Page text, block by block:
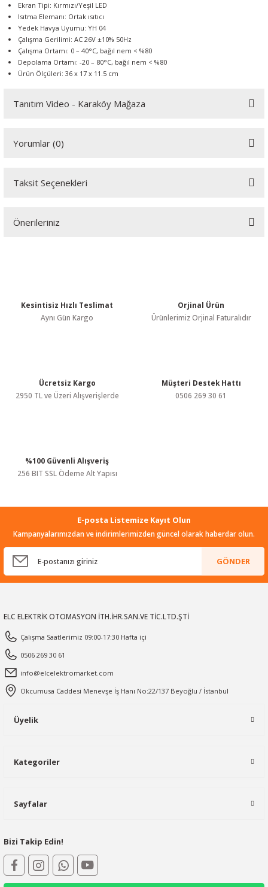
Ekran Tipi: Kırmızı/Yeşil LED
Isıtma Elemanı: Ortak ısıtıcı
Yedek Havya Uyumu: YH 04
Çalışma Gerilimi: AC 26V ±10% 50Hz
Çalışma Ortamı: 0 – 40°C, bağıl nem < %80
Depolama Ortamı: -20 – 80°C, bağıl nem < %80
Ürün Ölçüleri: 36 x 17 x 11.5 cm
Tanıtım Video - Karaköy Mağaza
Yorumlar (0)
Bu ürüne ilk yorumu siz yapın!
Taksit Seçenekleri
Önerileriniz
Ürün resmi kalitesiz, bozuk veya görüntülenemiyor.
Bu ürüne benzer farklı alternatifler olmalı.
Kesintisiz Hızlı Teslimat
Aynı Gün Kargo
Orjinal Ürün
Ürünlerimiz Orjinal Faturalıdır
Ücretsiz Kargo
2950 TL ve Üzeri Alışverişlerde
Müşteri Destek Hattı
0506 269 30 61
%100 Güvenli Alışveriş
256 BIT SSL Ödeme Alt Yapısı
E-posta Listemize Kayıt Olun
Kampanyalarımızdan ve indirimlerimizden güncel olarak haberdar olun.
GÖNDER
ELC ELEKTRİK OTOMASYON İTH.İHR.SAN.VE TİC.LTD.ŞTİ
Çalışma Saatlerimiz 09:00-17:30 Hafta içi
0506 269 30 61
info@elcelektromarket.com
Okcumusa Caddesi Menevşe İş Hanı No:22/137 Beyoğlu / İstanbul
Üyelik
Kategoriler
Sayfalar
Bizi Takip Edin!